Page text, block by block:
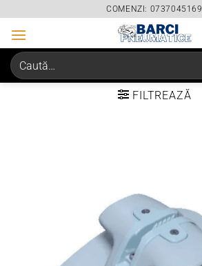
content
COMENZI: 0737045169
Caută
după:
FILTREAZĂ